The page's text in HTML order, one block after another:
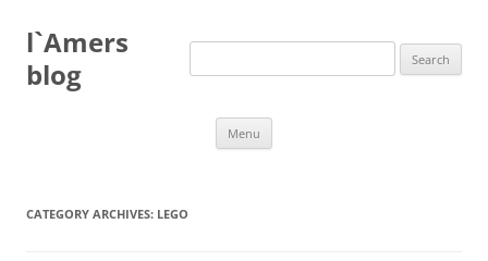
content
l`Amers
blog
Search
Menu
CATEGORY ARCHIVES: LEGO